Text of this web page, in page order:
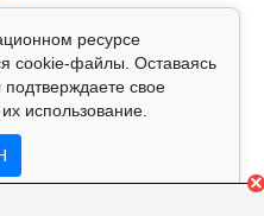
ресурсе
cookie-файлы. Оставаясь
подтверждаете свое
использование.